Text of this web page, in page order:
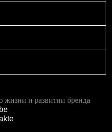
и развитии бренда